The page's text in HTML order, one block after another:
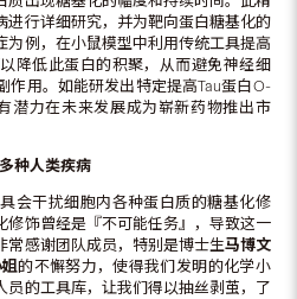
进行详细研究，并为靶向蛋白糖基化的
为例，在小鼠模型中利用传统工具提高
降低此蛋白的积聚，从而避免神经细
作用。如能研发出特定提高Tau蛋白O-
潜力在未来发展成为崭新药物推出市
种人类疾病
会干扰细胞内各种蛋白质的糖基化修
修饰曾经是『不可能任务』，导致这一
常感谢团队成员，特别是博士生马博文
的不懈努力，使得我们发明的化学小
员的工具库，让我们得以抽丝剥茧，了